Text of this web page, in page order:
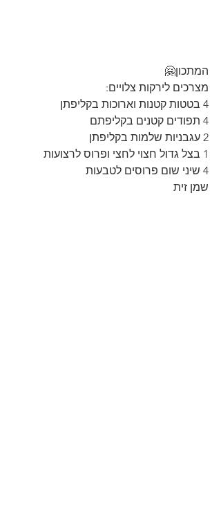
המתכון🤗
מצרכים לירקות צלויים:
4 בטטות קטנות וארוכות בקליפתן
4 תפודים קטנים בקליפתם
2 עגבניות שלמות בקליפתן
1 בצל גדול חצוי לחצי ופרוס לרצועות
4 שיני שום פרוסים לטבעות
שמן זית